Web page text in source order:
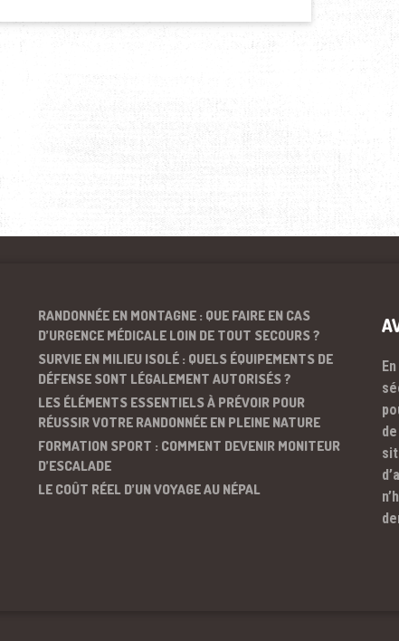
RANDONNÉE EN MONTAGNE : QUE FAIRE EN CAS
D’URGENCE MÉDICALE LOIN DE TOUT SECOURS ?
SURVIE EN MILIEU ISOLÉ : QUELS ÉQUIPEMENTS DE
DÉFENSE SONT LÉGALEMENT AUTORISÉS ?
LES ÉLÉMENTS ESSENTIELS À PRÉVOIR POUR
RÉUSSIR VOTRE RANDONNÉE EN PLEINE NATURE
FORMATION SPORT : COMMENT DEVENIR MONITEUR
D’ESCALADE
LE COÛT RÉEL D’UN VOYAGE AU NÉPAL